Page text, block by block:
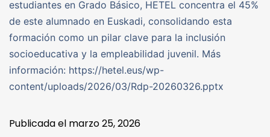
estudiantes en Grado Básico, HETEL concentra el 45%
de este alumnado en Euskadi, consolidando esta
formación como un pilar clave para la inclusión
socioeducativa y la empleabilidad juvenil. Más
información: https://hetel.eus/wp-
content/uploads/2026/03/Rdp-20260326.pptx
Publicada el marzo 25, 2026